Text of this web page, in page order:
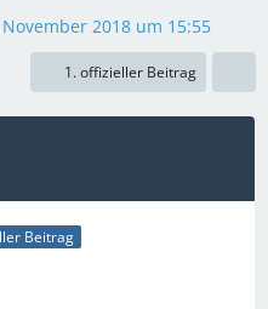
2018 um 15:55
1. offizieller Beitrag
Beitrag